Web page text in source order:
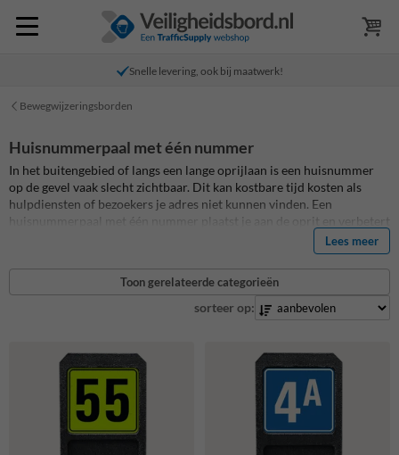
Snelle levering, ook bij maatwerk!
Bewegwijzeringsborden
Huisnummerpaal met één nummer
In het buitengebied of langs een lange oprijlaan is een huisnummer
op de gevel vaak slecht zichtbaar. Dit kan kostbare tijd kosten als
hulpdiensten of bezoekers je adres niet kunnen vinden. Een
huisnummerpaal met één nummer plaatst je aan de oprit en verbetert
de vindbaarheid aanzienlijk. Het bordje is retro‑reflecterend zodat
het nummer ook in het donker en bij slecht weer duidelijk leesbaar is.
Zo zorg je ervoor dat brandweer, ambulance en bezoekers meteen het
Lees meer
Toon gerelateerde categorieën
sorteer op: